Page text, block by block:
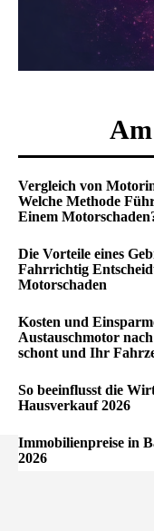
Vergleich von
Welche Methode
Einem
Die Vorteile eines
Fahrrichtig
Motorschaden
Kosten und
Austauschmotor
schont und Ihr
So beeinflusst die
Hausverkauf 2026
Immobilienpreise in
2026